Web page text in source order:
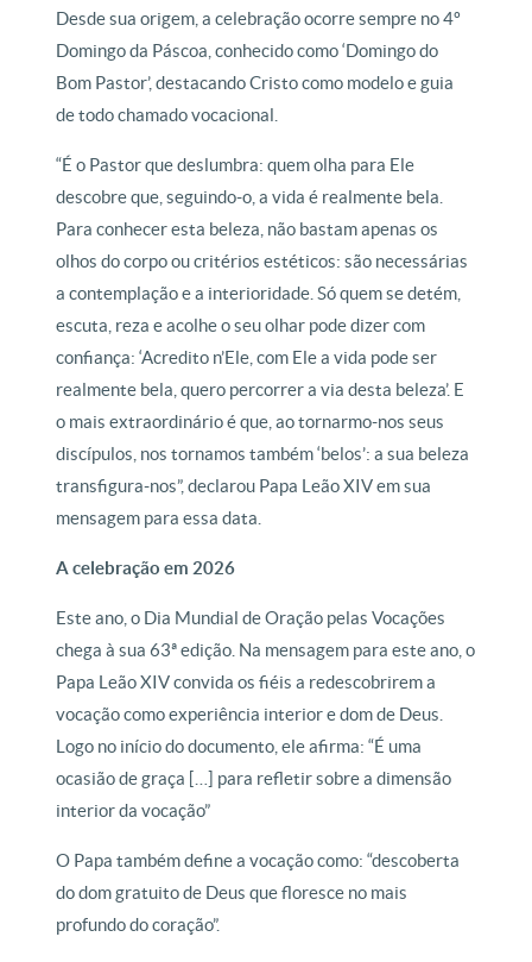
Desde sua origem, a celebração ocorre sempre no 4º
Domingo da Páscoa, conhecido como ‘Domingo do
Bom Pastor’, destacando Cristo como modelo e guia
de todo chamado vocacional.
“É o Pastor que deslumbra: quem olha para Ele
descobre que, seguindo-o, a vida é realmente bela.
Para conhecer esta beleza, não bastam apenas os
olhos do corpo ou critérios estéticos: são necessárias
a contemplação e a interioridade. Só quem se detém,
escuta, reza e acolhe o seu olhar pode dizer com
confiança: ‘Acredito n’Ele, com Ele a vida pode ser
realmente bela, quero percorrer a via desta beleza’. E
o mais extraordinário é que, ao tornarmo-nos seus
discípulos, nos tornamos também ‘belos’: a sua beleza
transfigura-nos”, declarou Papa Leão XIV em sua
mensagem para essa data.
A celebração em 2026
Este ano, o Dia Mundial de Oração pelas Vocações
chega à sua 63ª edição. Na mensagem para este ano, o
Papa Leão XIV convida os fiéis a redescobrirem a
vocação como experiência interior e dom de Deus.
Logo no início do documento, ele afirma: “É uma
ocasião de graça […] para refletir sobre a dimensão
interior da vocação”
O Papa também define a vocação como: “descoberta
do dom gratuito de Deus que floresce no mais
profundo do coração”.